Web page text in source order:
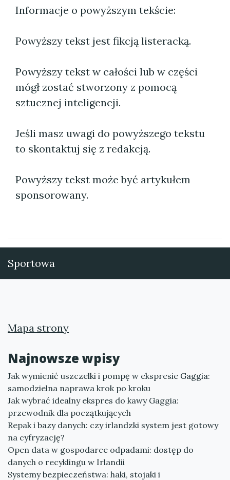
Informacje o powyższym tekście:
Powyższy tekst jest fikcją listeracką.
Powyższy tekst w całości lub w części
mógł zostać stworzony z pomocą
sztucznej inteligencji.
Jeśli masz uwagi do powyższego tekstu
to skontaktuj się z redakcją.
Powyższy tekst może być artykułem
sponsorowany.
Sportowa
Mapa strony
Najnowsze wpisy
Jak wymienić uszczelki i pompę w ekspresie Gaggia:
samodzielna naprawa krok po kroku
Jak wybrać idealny ekspres do kawy Gaggia:
przewodnik dla początkujących
Repak i bazy danych: czy irlandzki system jest gotowy
na cyfryzację?
Open data w gospodarce odpadami: dostęp do
danych o recyklingu w Irlandii
Systemy bezpieczeństwa: haki, stojaki i